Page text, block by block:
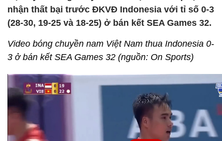
nhận thất bại trước ĐKVĐ Indonesia với tỉ số 0-3
(28-30, 19-25 và 18-25) ở bán kết SEA Games 32.
Video bóng chuyền nam Việt Nam thua Indonesia 0-
3 ở bán kết SEA Games 32 (nguồn: On Sports)